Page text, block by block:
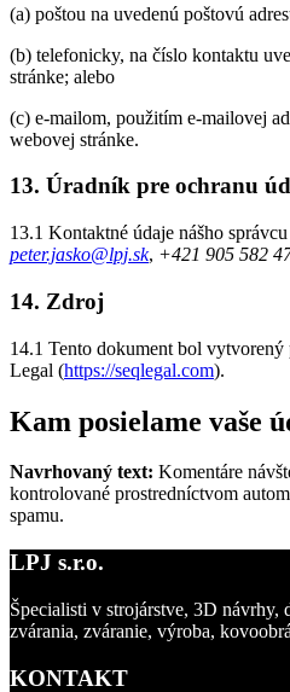
(a) poštou na uvedenú poštovú
(b) telefonicky, na číslo kontaktu
stránke; alebo
(c) e-mailom, použitím e-mailovej
webovej stránke.
13. Úradník pre ochranu
13.1 Kontaktné údaje nášho
peter.jasko@lpj.sk, +421 905 582
14. Zdroj
14.1 Tento dokument bol
Legal (https://seqlegal.com).
Kam posielame vaše
Navrhovaný text: Komentáre
kontrolované prostredníctvom
spamu.
LPJ s.r.o.
Špecialisti v strojárstve, 3D návrhy,
zvárania, zváranie, výroba,
KONTAKT